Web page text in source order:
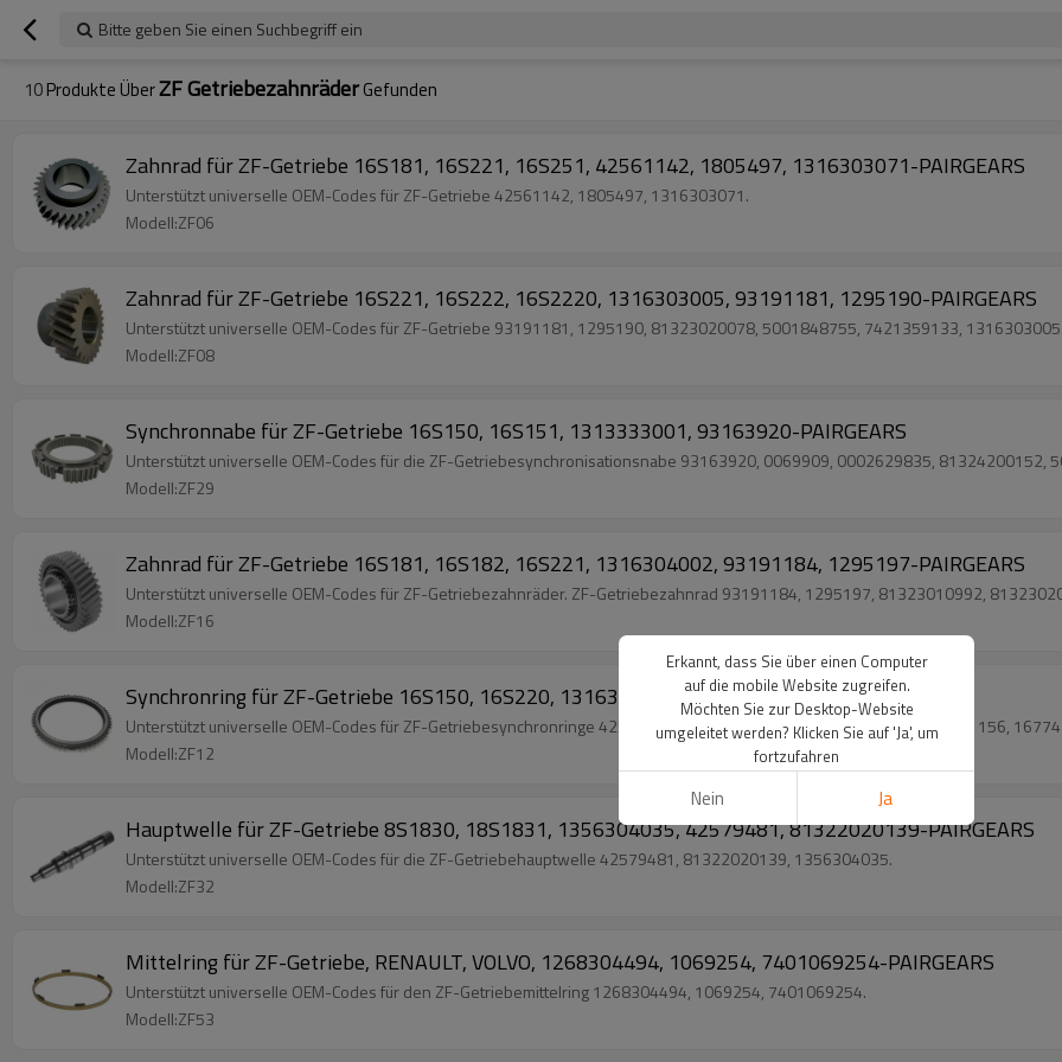
Bitte geben Sie einen Suchbegriff ein
10Produkte ÜberZF GetriebezahnräderGefunden
Zahnrad für ZF-Getriebe 16S181, 16S221, 16S251, 42561142, 1805497, 1316303071-PAIRGEARS
Unterstützt universelle OEM-Codes für ZF-Getriebe 42561142, 1805497, 1316303071.
Modell:ZF06
Zahnrad für ZF-Getriebe 16S221, 16S222, 16S2220, 1316303005, 93191181, 1295190-PAIRGEARS
Unterstützt universelle OEM-Codes für ZF-Getriebe 93191181, 1295190, 81323020078, 5001848755, 7421359133, 1316303005.
Modell:ZF08
Synchronnabe für ZF-Getriebe 16S150, 16S151, 1313333001, 93163920-PAIRGEARS
Unterstützt universelle OEM-Codes für die ZF-Getriebesynchronisationsnabe 93163920, 0069909, 0002629835, 81324200152,
Modell:ZF29
Zahnrad für ZF-Getriebe 16S181, 16S182, 16S221, 1316304002, 93191184, 1295197-PAIRGEARS
Unterstützt universelle OEM-Codes für ZF-Getriebezahnräder. ZF-Getriebezahnrad 93191184, 1295197, 81323010992,
Modell:ZF16
Synchronring für ZF-Getriebe 16S150, 16S220, 1316304168, 42540021-PAIRGEARS
Unterstützt universelle OEM-Codes für ZF-Getriebesynchronringe 42540021, 42549968, 42580131, 503484974, 1621156,
Modell:ZF12
Hauptwelle für ZF-Getriebe 8S1830, 18S1831, 1356304035, 42579481, 81322020139-PAIRGEARS
Unterstützt universelle OEM-Codes für die ZF-Getriebehauptwelle 42579481, 81322020139, 1356304035.
Modell:ZF32
Mittelring für ZF-Getriebe, RENAULT, VOLVO, 1268304494, 1069254, 7401069254-PAIRGEARS
Unterstützt universelle OEM-Codes für den ZF-Getriebemittelring 1268304494, 1069254, 7401069254.
Modell:ZF53
Erkannt, dass Sie über einen Computer
auf die mobile Website zugreifen.
Möchten Sie zur Desktop-Website
umgeleitet werden? Klicken Sie auf 'Ja', um
fortzufahren
Nein Ja